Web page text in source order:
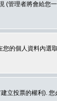
(管理者將會給您
的個人資料內選
立投票的權利).